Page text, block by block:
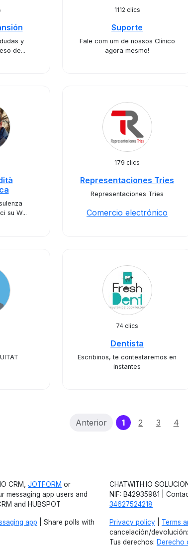
y
de...
1112 clics
Suporte
Fale com um de nossos Clínico
agora mesmo!
su W...
179 clics
Representaciones Tries
Representaciones Tries
Comercio electrónico
74 clics
Dentista
Escribinos, te contestaremos en
instantes
Anterior 1(current)
2 3 4
CRM, JOTFORM or
messaging app users and
and HUBSPOT
app | Share polls with
CHATWITH.IO
NIF: B42935981 |
34627524218
Privacy policy Terms
cancelación/
Tus derechos: Derecho